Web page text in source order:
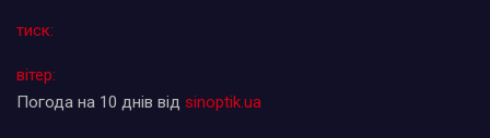
тиск:
вітер:
Погода на 10 днів від sinoptik.ua